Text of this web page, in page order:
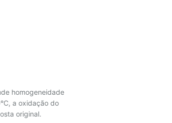
homogeneidade
a oxidação do
original.